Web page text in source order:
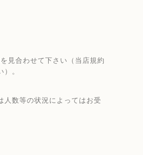
見合わせて下さい（当店規約
。
人数等の状況によってはお受